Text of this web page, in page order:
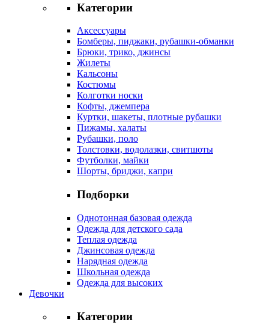
Категории
Аксессуары
Бомберы, пиджаки, рубашки-обманки
Брюки, трико, джинсы
Жилеты
Кальсоны
Костюмы
Колготки носки
Кофты, джемпера
Куртки, шакеты, плотные рубашки
Пижамы, халаты
Рубашки, поло
Толстовки, водолазки, свитшоты
Футболки, майки
Шорты, бриджи, капри
Подборки
Однотонная базовая одежда
Одежда для детского сада
Теплая одежда
Джинсовая одежда
Нарядная одежда
Школьная одежда
Одежда для высоких
Девочки
Категории